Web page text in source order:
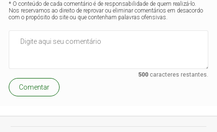
* O conteúdo de cada comentário é de responsabilidade de quem realizá-lo.
Nos reservamos ao direito de reprovar ou eliminar comentários em desacordo
com o propósito do site ou que contenham palavras ofensivas.
500caracteres restantes.
Comentar